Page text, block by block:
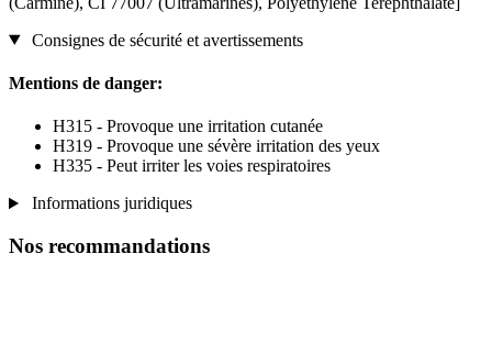
Consignes de sécurité et avertissements
Mentions de danger:
H315 - Provoque une irritation cutanée
H319 - Provoque une sévère irritation des yeux
H335 - Peut irriter les voies respiratoires
Informations juridiques
Nos recommandations